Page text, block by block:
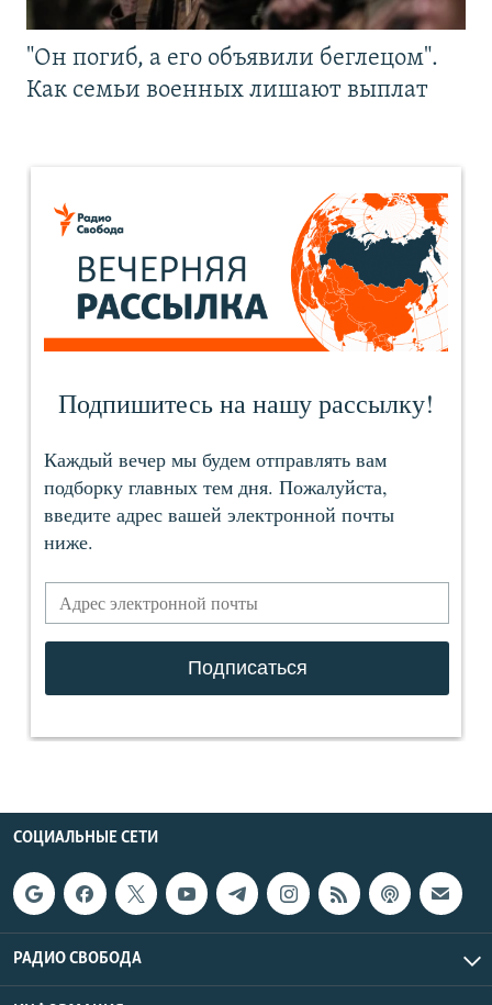
"Он погиб, а его объявили беглецом".
Как семьи военных лишают выплат
СОЦИАЛЬНЫЕ СЕТИ
РАДИО СВОБОДА